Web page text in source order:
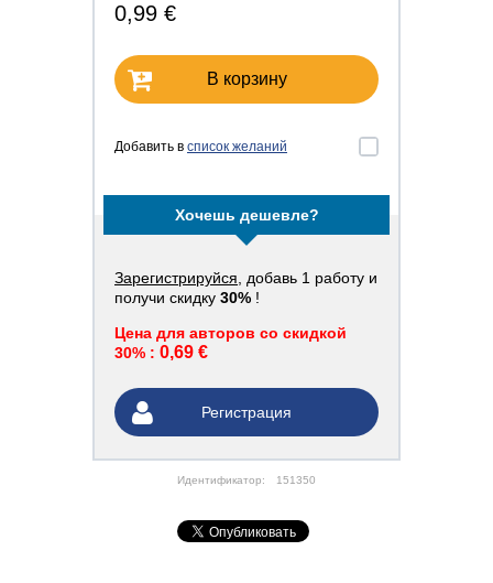
0,99 €
В корзину
Добавить в список желаний
Хочешь дешевле?
Зарегистрируйся , добавь 1 работу и
получи скидку 30% !
Цена для авторов со скидкой
30% : 0,69 €
Регистрация
Идентификатор: 151350